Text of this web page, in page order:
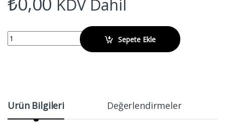
KDV Dahil
IKA M 20 Değirmen quantity Sepete Ekle
Ürün Bilgileri Değerlendirmeler